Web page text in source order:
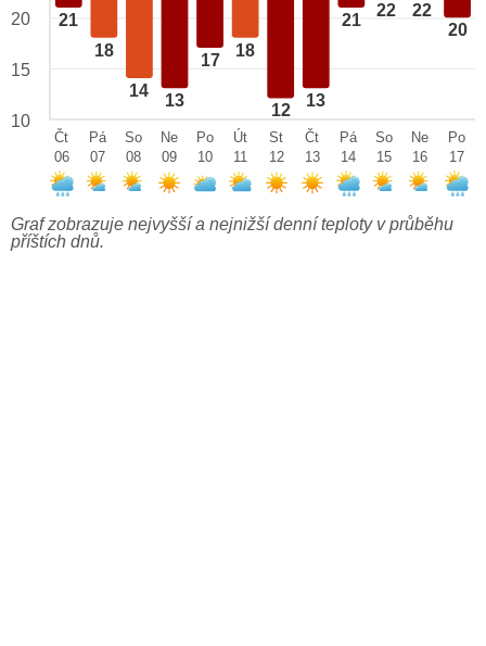
21
18
14
13
17
18
12
13
21
22 22
20
20
15
10
Čt
06
Pá
07
So
08
Ne
09
Po
10
Út
11
St
12
Čt
13
Pá
14
So
15
Ne
16
Po
17
Graf zobrazuje nejvyšší a nejnižší denní teploty v průběhu
příštích dnů.